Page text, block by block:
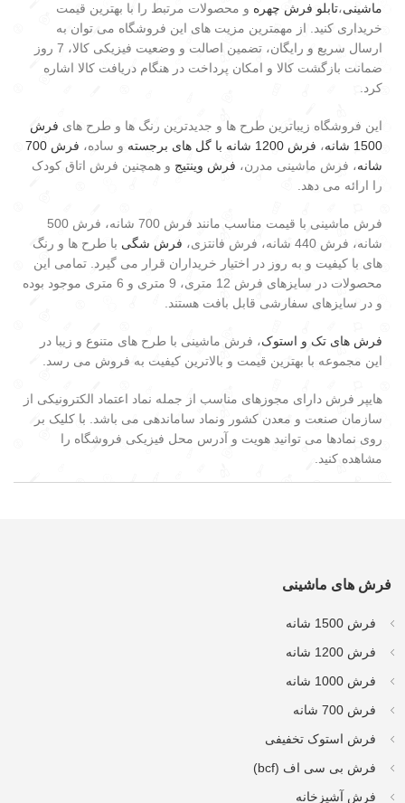
ماشینی،تابلو فرش چهره و محصولات مرتبط را با بهترین قیمت
خریداری کنید. از مهمترین مزیت های این فروشگاه می توان به
ارسال سریع و رایگان، تضمین اصالت و وضعیت فیزیکی کالا، 7 روز
ضمانت بازگشت کالا و امکان پرداخت در هنگام دریافت کالا اشاره
کرد.
این فروشگاه زیباترین طرح ها و جدیدترین رنگ ها و طرح های فرش
1500 شانه
، فرش 1200 شانه با گل های برجسته و ساده،
فرش 700
شانه، فرش ماشینی مدرن، فرش وینتیج و همچنین فرش اتاق کودک
را ارائه می دهد.
فرش ماشینی با قیمت مناسب مانند فرش 700 شانه، فرش 500
شانه، فرش 440 شانه، فرش فانتزی،
فرش شگی با طرح ها و رنگ
های با کیفیت و به روز در اختیار خریداران قرار می گیرد. تمامی این
محصولات در سایزهای فرش 12 متری، 9 متری و 6 متری موجود بوده
و در سایزهای سفارشی قابل بافت هستند.
فرش های تک و استوک، فرش ماشینی با طرح های متنوع و زیبا در
این مجموعه با بهترین قیمت و بالاترین کیفیت به فروش می رسد.
هایپر فرش دارای مجوزهای مناسب از جمله نماد اعتماد الکترونیکی از
سازمان صنعت و معدن کشور ونماد ساماندهی می باشد. با کلیک بر
روی نمادها می توانید هویت و آدرس محل فیزیکی فروشگاه را
مشاهده کنید.
فرش های ماشینی
فرش 1500 شانه
فرش 1200 شانه
فرش 1000 شانه
فرش 700 شانه
فرش استوک تخفیفی
فرش بی سی اف (bcf)
فرش آشپزخانه